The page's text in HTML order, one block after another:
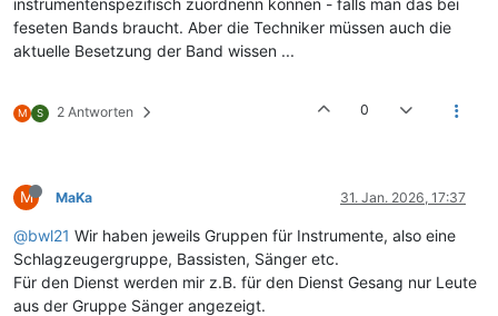
feseten Bands braucht. Aber die Techniker müssen auch die
aktuelle Besetzung der Band wissen ...
M S 2 Antworten 0
M MaKa 31. Jan. 2026, 17:37
@bwl21 Wir haben jeweils Gruppen für Instrumente, also eine
Schlagzeugergruppe, Bassisten, Sänger etc.
Für den Dienst werden mir z.B. für den Dienst Gesang nur Leute
aus der Gruppe Sänger angezeigt.